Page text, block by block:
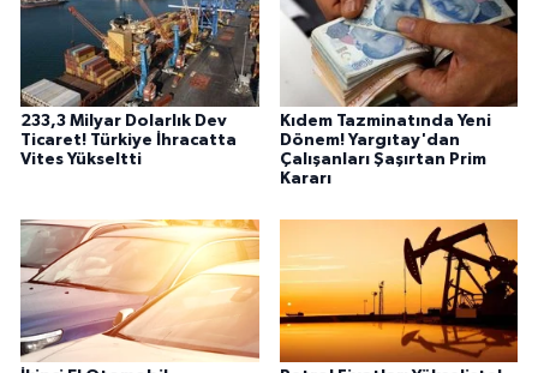
233,3 Milyar Dolarlık Dev
Ticaret! Türkiye İhracatta
Vites Yükseltti
Kıdem Tazminatında Yeni
Dönem! Yargıtay'dan
Çalışanları Şaşırtan Prim
Kararı